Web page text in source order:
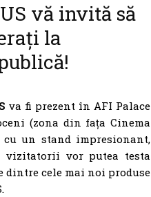
vă invită să
la
va fi prezent în AFI Palace
(zona din fața Cinema
cu un stand impresionant,
vizitatorii vor putea testa
dintre cele mai noi produse